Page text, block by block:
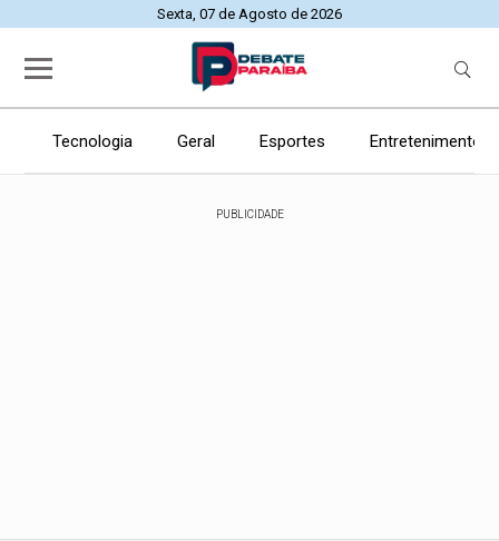
Sexta, 07 de Agosto de 2026
Tecnologia Geral Esportes Entretenimento
PUBLICIDADE